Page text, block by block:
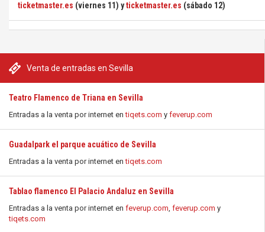
Venta de entradas en Sevilla
Teatro Flamenco de Triana en Sevilla
Entradas a la venta por internet entiqets.com y feverup.com
Guadalpark el parque acuático de Sevilla
Entradas a la venta por internet entiqets.com
Tablao flamenco El Palacio Andaluz en Sevilla
Entradas a la venta por internet en feverup.com, feverup.com y
tiqets.com
ticketmaster.es (viernes 11) yticketmaster.es (sábado 12)